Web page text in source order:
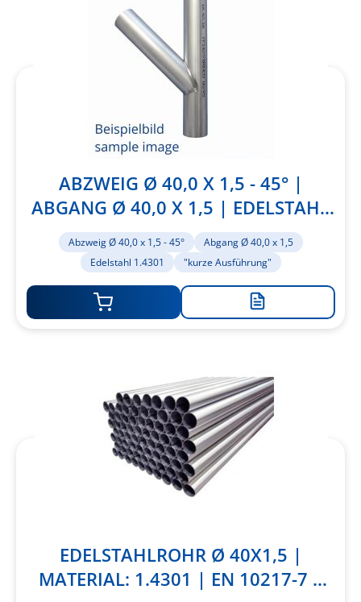
ABZWEIG Ø 40,0 X 1,5 - 45° |
ABGANG Ø 40,0 X 1,5 | EDELSTAHL
1.4301 | "KURZE AUSFÜHRUNG"
Abzweig Ø 40,0 x 1,5 - 45°
Abgang Ø 40,0 x 1,5
Edelstahl 1.4301
"kurze Ausführung"
Zur
hinzufügen
EDELSTAHLROHR Ø 40X1,5 |
MATERIAL: 1.4301 | EN 10217-7 |